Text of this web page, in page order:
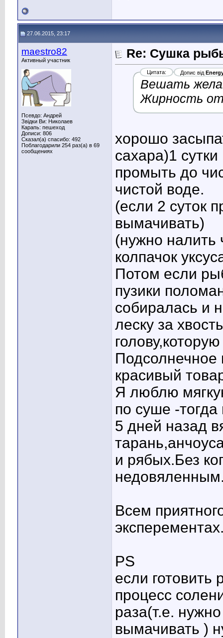
27.06.2015, 23:17
maestro82
Активный участник
Псевдо: Андрей
Звідки Ви: Николаев
Карапь: пешеход
Дописи: 806
Сказал(а) спасибо: 492
Поблагодарили 254 раз(а) в 69
сообщениях
Re: Сушка
Цитата: Допис від
Вешать
Жирность
хорошо
сахара)1
промыть до
чистой воде.
(если 2 суток
вымачивать)
(нужно налить
колпачок
Потом если
пузики
собиралась и
леску за
красивый
Я люблю
по суше -
5 дней назад
и рябых.Без
Всем
PS
если готовить
процесс
раза(т.е.
вымачивать )